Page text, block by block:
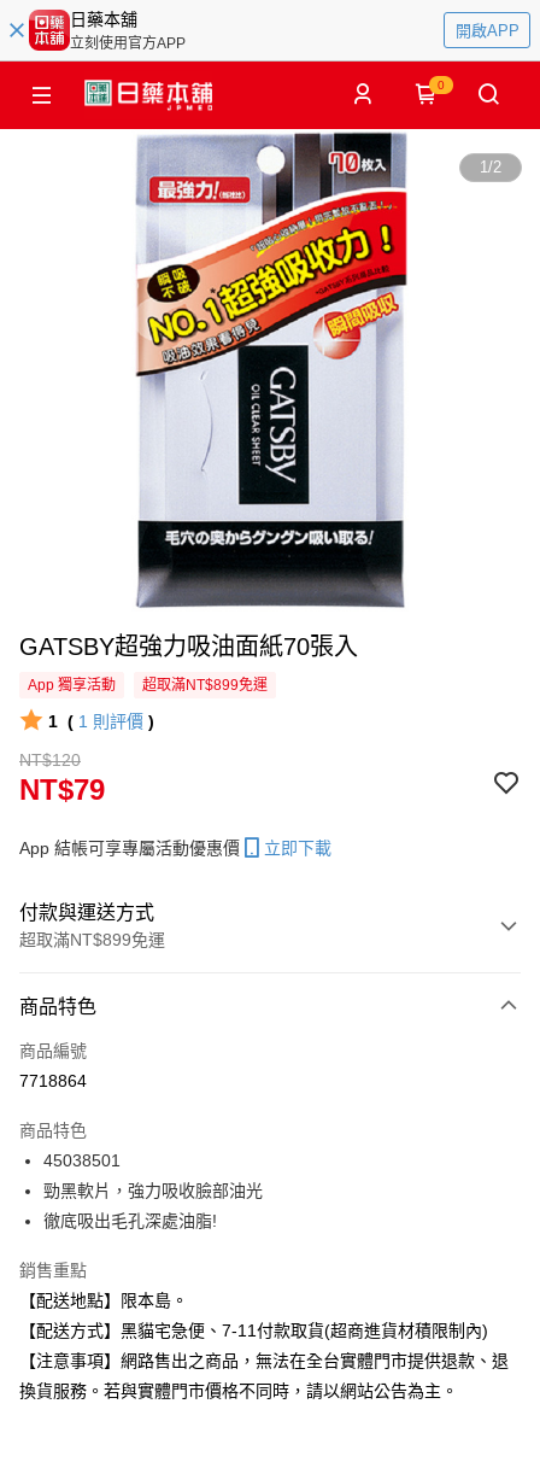
日藥本舖
立刻使用官方APP
開啟APP
0
1/2
GATSBY超強力吸油面紙70張入
App 獨享活動 超取滿NT$899免運
1 ( 1 則評價 )
NT$120
NT$79
App 結帳可享專屬活動優惠價 立即下載
付款與運送方式
超取滿NT$899免運
信用卡一次付款
超商取貨付款
Apple Pay
街口支付
Google Pay
全盈+PAY
商品特色
商品編號
7718864
商品特色
45038501
勁黑軟片，強力吸收臉部油光
徹底吸出毛孔深處油脂!
銷售重點
【配送地點】限本島。
【配送方式】黑貓宅急便、7-11付款取貨(超商進貨材積限制內)
【注意事項】網路售出之商品，無法在全台實體門市提供退款、退
換貨服務。若與實體門市價格不同時，請以網站公告為主。